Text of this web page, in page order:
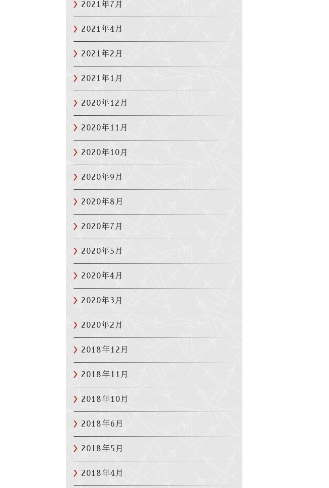
2021年7月
2021年4月
2021年2月
2021年1月
2020年12月
2020年11月
2020年10月
2020年9月
2020年8月
2020年7月
2020年5月
2020年4月
2020年3月
2020年2月
2018年12月
2018年11月
2018年10月
2018年6月
2018年5月
2018年4月